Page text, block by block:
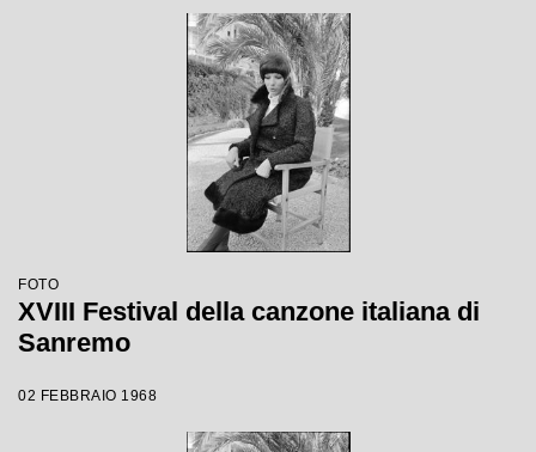
FOTO
XVIII Festival della canzone italiana di
Sanremo
02 FEBBRAIO 1968